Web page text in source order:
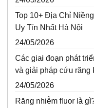
Top 10+ Địa Chỉ
Uy Tín Nhất Hà Nội
24/05/2026
Các giai đoạn phát
và giải pháp cứu răng
24/05/2026
Răng nhiễm fluor là